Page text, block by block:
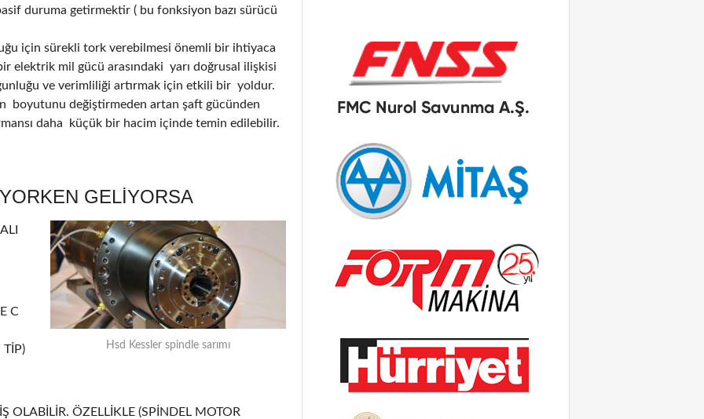
duruma getirmektir ( bu fonksiyon bazı sürücü
için sürekli tork verebilmesi önemli bir ihtiyaca
elektrik mil gücü arasındaki yarı doğrusal ilişkisi
ve verimliliği artırmak için etkili bir yoldur.
boyutunu değiştirmeden artan şaft gücünden
daha küçük bir hacim içinde temin edilebilir.
GELİYORSA
Hsd Kessler spindle sarımı
C
TİP)
OLABİLİR. ÖZELLİKLE (SPİNDEL MOTOR